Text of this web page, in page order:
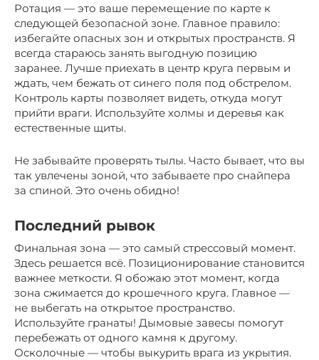
Ротация — это ваше перемещение по карте к
следующей безопасной зоне. Главное правило:
избегайте опасных зон и открытых пространств. Я
всегда стараюсь занять выгодную позицию
заранее. Лучше приехать в центр круга первым и
ждать, чем бежать от синего поля под обстрелом.
Контроль карты позволяет видеть, откуда могут
прийти враги. Используйте холмы и деревья как
естественные щиты.
Не забывайте проверять тылы. Часто бывает, что вы
так увлечены зоной, что забываете про снайпера
за спиной. Это очень обидно!
Последний рывок
Финальная зона — это самый стрессовый момент.
Здесь решается всё. Позиционирование становится
важнее меткости. Я обожаю этот момент, когда
зона сжимается до крошечного круга. Главное —
не выбегать на открытое пространство.
Используйте гранаты! Дымовые завесы помогут
перебежать от одного камня к другому.
Осколочные — чтобы выкурить врага из укрытия.